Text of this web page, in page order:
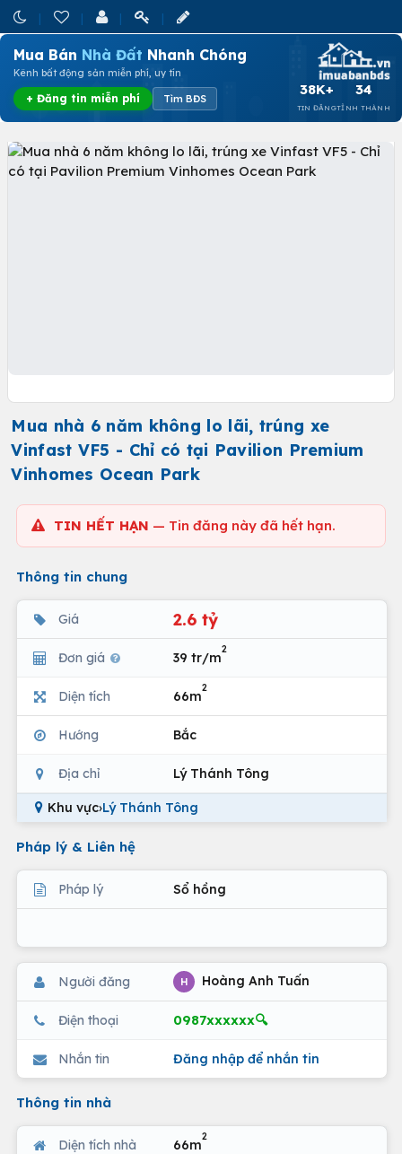
Mua Bán Nhà Đất Nhanh Chóng
Kênh bất động sản miễn phí, uy tín
+ Đăng tin miễn phí Tìm BĐS
38K+
TIN ĐĂNG
34
TỈNH THÀNH
Mua nhà 6 năm không lo lãi, trúng xe
Vinfast VF5 - Chỉ có tại Pavilion Premium
Vinhomes Ocean Park
TIN HẾT HẠN — Tin đăng này đã hết hạn.
Thông tin chung
Giá 2.6 tỷ
Đơn giá 39 tr/m
2
Diện tích 66m
2
Hướng Bắc
Địa chỉ Lý Thánh Tông
Khu vực›Lý Thánh Tông
Pháp lý & Liên hệ
Pháp lý Sổ hồng
Người đăng H Hoàng Anh Tuấn
Điện thoại 0987xxxxxx🔍
Nhắn tin Đăng nhập để nhắn tin
Thông tin nhà
Diện tích nhà 66m
2